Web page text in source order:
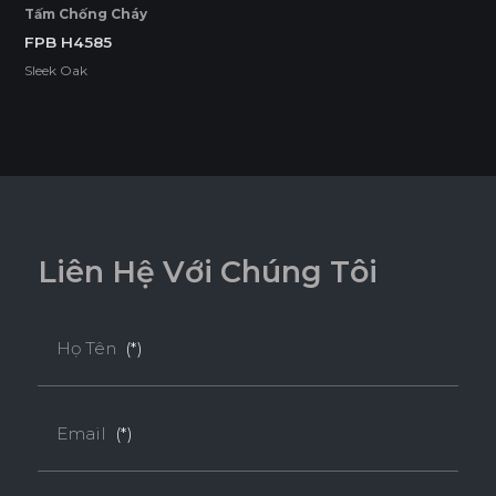
Tấm Chống Cháy
FPB H4585
Sleek Oak
Liên Hệ Với Chúng Tôi
Họ Tên (*)
Email (*)